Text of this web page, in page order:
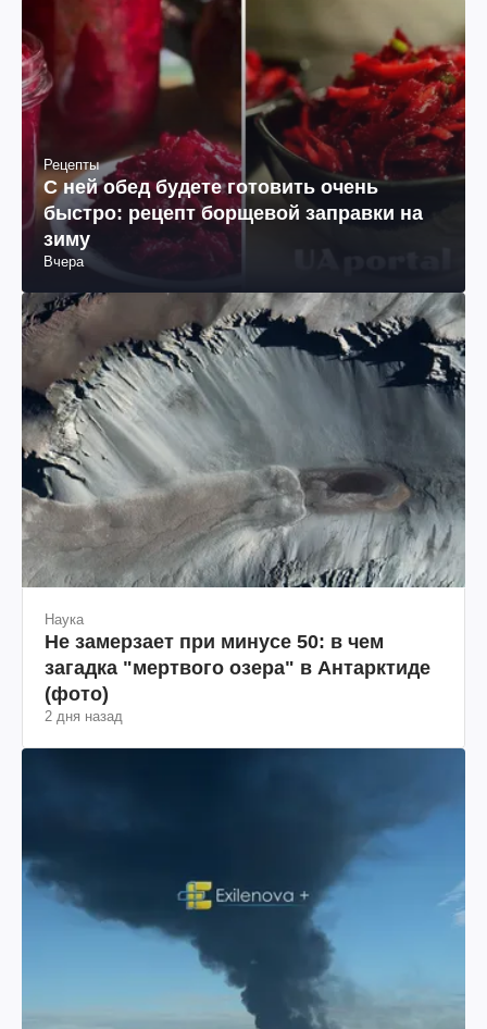
Рецепты
С ней обед будете готовить очень
быстро: рецепт борщевой заправки на
зиму
Вчера
Наука
Не замерзает при минусе 50: в чем
загадка "мертвого озера" в Антарктиде
(фото)
2 дня назад